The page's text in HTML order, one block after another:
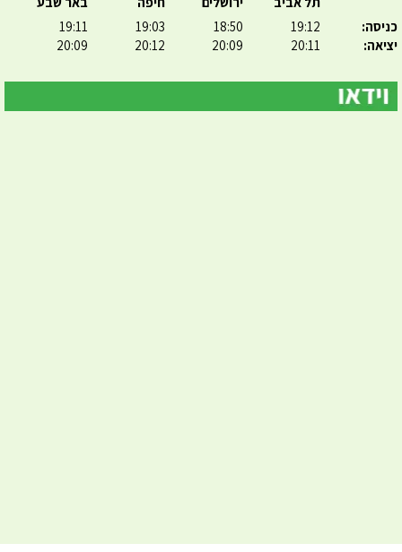
כניסה:
יציאה:
19:12
20:11
18:50
20:09
19:03
20:12
19:11
20:09